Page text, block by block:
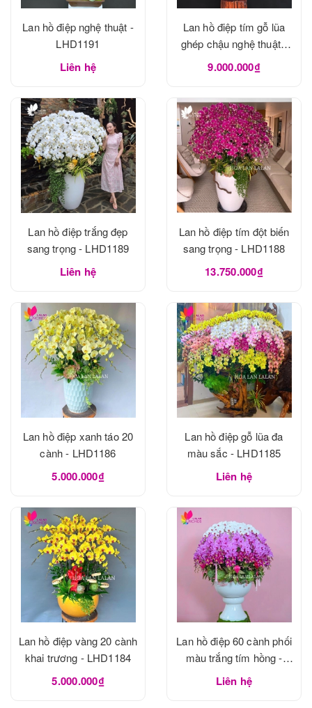
Lan hồ điệp nghệ thuật -
LHD1191
Liên hệ
Lan hồ điệp tím gỗ lũa
ghép chậu nghệ thuật -
LHD1190
9.000.000₫
Lan hồ điệp trắng đẹp
sang trọng - LHD1189
Liên hệ
Lan hồ điệp tím đột biến
sang trọng - LHD1188
13.750.000₫
Lan hồ điệp xanh táo 20
cành - LHD1186
5.000.000₫
Lan hồ điệp gỗ lũa đa
màu sắc - LHD1185
Liên hệ
Lan hồ điệp vàng 20 cành
khai trương - LHD1184
5.000.000₫
Lan hồ điệp 60 cành phối
màu trắng tím hồng -
LHD1183
Liên hệ